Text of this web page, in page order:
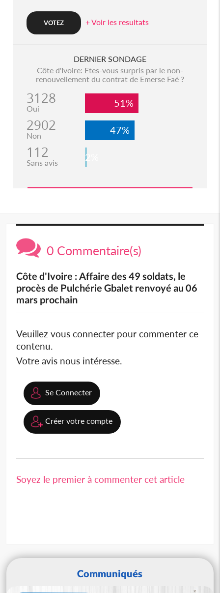
+ Voir les resultats
DERNIER SONDAGE
Côte d'Ivoire: Etes-vous surpris par le non-
renouvellement du contrat de Emerse Faé ?
3128
Oui 51%
2902
Non 47%
112
Sans avis 2%
0 Commentaire(s)
Côte d'Ivoire : Affaire des 49 soldats, le
procès de Pulchérie Gbalet renvoyé au 06
mars prochain
Veuillez vous connecter pour commenter ce
contenu.
Votre avis nous intéresse.
Se Connecter
Créer votre compte
Soyez le premier à commenter cet article
Communiqués